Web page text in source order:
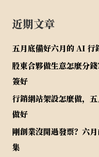
近期文章
五月底備好六月的 AI 行
股東合夥做生意怎麼分
簽好
行銷網站架設怎麼做，
做好
剛創業沒開過發票？六
集